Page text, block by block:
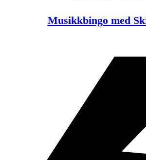
Musikkbingo med